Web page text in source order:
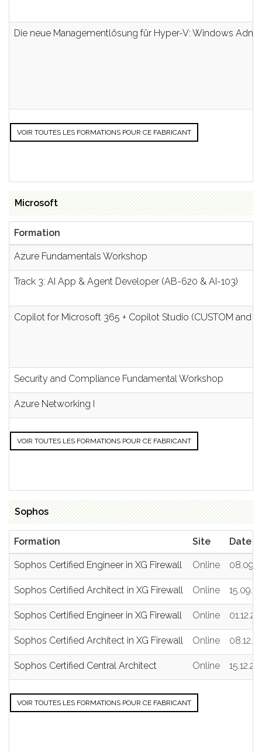
Die neue Managementlösung für Hyper-V: Windows
VOIR TOUTES LES FORMATIONS POUR CE FABRICANT
Microsoft
Formation
Azure Fundamentals Workshop
Track 3: AI App & Agent Developer (AB-620 & AI-103)
Copilot for Microsoft 365 + Copilot Studio (CUSTOM and
Security and Compliance Fundamental Workshop
Azure Networking I
VOIR TOUTES LES FORMATIONS POUR CE FABRICANT
Sophos
Formation Site Date
Sophos Certified Engineer in XG Firewall Online
Sophos Certified Architect in XG Firewall Online
Sophos Certified Engineer in XG Firewall Online
Sophos Certified Architect in XG Firewall Online
Sophos Certified Central Architect Online
VOIR TOUTES LES FORMATIONS POUR CE FABRICANT